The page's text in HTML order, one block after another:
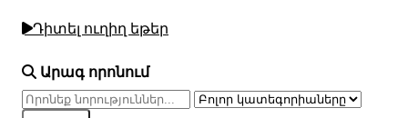
Դիտել ուղիղ եթեր
Արագ որոնում